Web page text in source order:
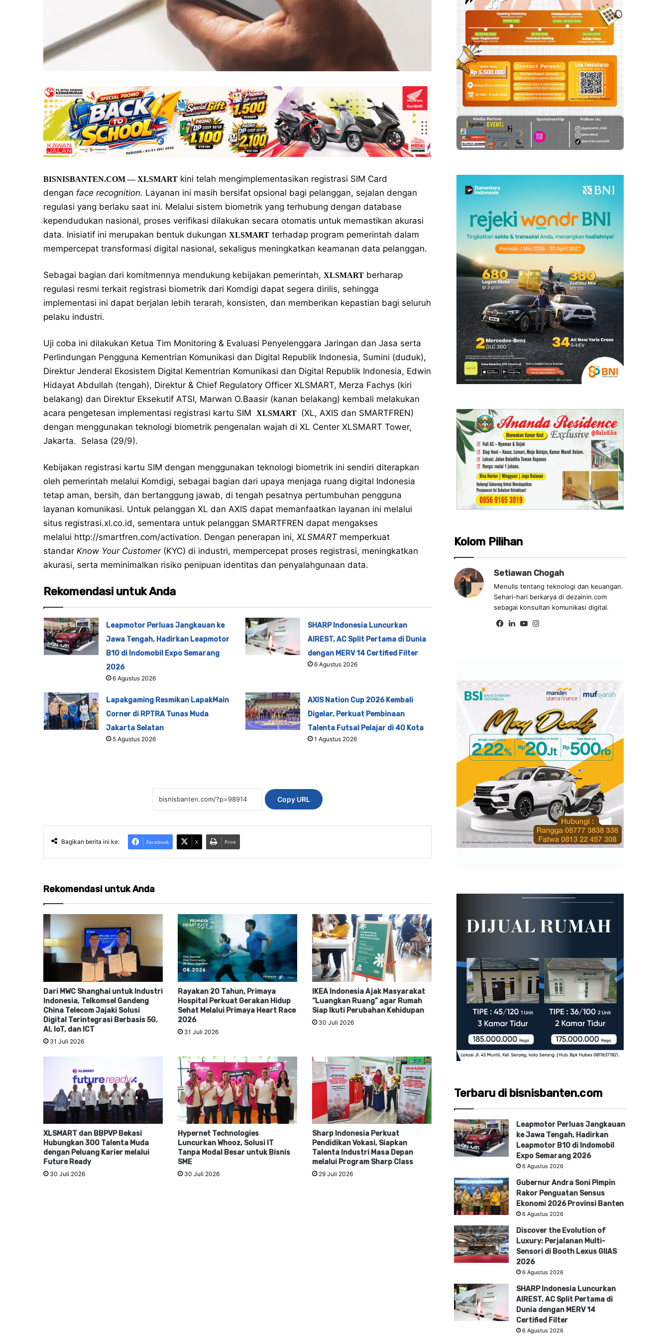
BISNISBANTEN.COM— XLSMART kini telah mengimplementasikan registrasi SIM Card
dengan face recognition. Layanan ini masih bersifat opsional bagi pelanggan, sejalan dengan
regulasi yang berlaku saat ini. Melalui sistem biometrik yang terhubung dengan database
kependudukan nasional, proses verifikasi dilakukan secara otomatis untuk memastikan akurasi
data. Inisiatif ini merupakan bentuk dukungan XLSMART terhadap program pemerintah dalam
mempercepat transformasi digital nasional, sekaligus meningkatkan keamanan data pelanggan.
Sebagai bagian dari komitmennya mendukung kebijakan pemerintah, XLSMART berharap
regulasi resmi terkait registrasi biometrik dari Komdigi dapat segera dirilis, sehingga
implementasi ini dapat berjalan lebih terarah, konsisten, dan memberikan kepastian bagi seluruh
pelaku industri.
Uji coba ini dilakukan Ketua Tim Monitoring & Evaluasi Penyelenggara Jaringan dan Jasa serta
Perlindungan Pengguna Kementrian Komunikasi dan Digital Republik Indonesia, Sumini (duduk),
Direktur Jenderal Ekosistem Digital Kementrian Komunikasi dan Digital Republik Indonesia, Edwin
Hidayat Abdullah (tengah), Direktur & Chief Regulatory Officer XLSMART, Merza Fachys (kiri
belakang) dan Direktur Eksekutif ATSI, Marwan O.Baasir (kanan belakang) kembali melakukan
acara pengetesan implementasi registrasi kartu SIM XLSMART (XL, AXIS dan SMARTFREN)
dengan menggunakan teknologi biometrik pengenalan wajah di XL Center XLSMART Tower,
Jakarta. Selasa (29/9).
Kebijakan registrasi kartu SIM dengan menggunakan teknologi biometrik ini sendiri diterapkan
oleh pemerintah melalui Komdigi, sebagai bagian dari upaya menjaga ruang digital Indonesia
tetap aman, bersih, dan bertanggung jawab, di tengah pesatnya pertumbuhan pengguna
layanan komunikasi. Untuk pelanggan XL dan AXIS dapat memanfaatkan layanan ini melalui
situs registrasi.xl.co.id, sementara untuk pelanggan SMARTFREN dapat mengakses
melalui http://smartfren.com/activation. Dengan penerapan ini, XLSMARTmemperkuat
standar Know Your Customer(KYC) di industri, mempercepat proses registrasi, meningkatkan
akurasi, serta meminimalkan risiko penipuan identitas dan penyalahgunaan data.
Rekomendasi untuk Anda
Leapmotor Perluas Jangkauan ke
Jawa Tengah, Hadirkan Leapmotor
B10 di Indomobil Expo Semarang
2026
6 Agustus 2026
SHARP Indonesia Luncurkan
AIREST, AC Split Pertama di Dunia
dengan MERV 14 Certified Filter
6 Agustus 2026
Lapakgaming Resmikan LapakMain
Corner di RPTRA Tunas Muda
Jakarta Selatan
5 Agustus 2026
AXIS Nation Cup 2026 Kembali
Digelar, Perkuat Pembinaan
Talenta Futsal Pelajar di 40 Kota
1 Agustus 2026
Copy URL
Bagikan berita ini ke: Facebook X Print
Rekomendasi untuk Anda
Dari MWC Shanghai untuk Industri
Indonesia, Telkomsel Gandeng
China Telecom Jajaki Solusi
Digital Terintegrasi Berbasis 5G,
AI, IoT, dan ICT
31 Juli 2026
Rayakan 20 Tahun, Primaya
Hospital Perkuat Gerakan Hidup
Sehat Melalui Primaya Heart Race
2026
31 Juli 2026
IKEA Indonesia Ajak Masyarakat
“Luangkan Ruang” agar Rumah
Siap Ikuti Perubahan Kehidupan
30 Juli 2026
XLSMART dan BBPVP Bekasi
Hubungkan 300 Talenta Muda
dengan Peluang Karier melalui
Future Ready
30 Juli 2026
Hypernet Technologies
Luncurkan Whooz, Solusi IT
Tanpa Modal Besar untuk Bisnis
SME
30 Juli 2026
Sharp Indonesia Perkuat
Pendidikan Vokasi, Siapkan
Talenta Industri Masa Depan
melalui Program Sharp Class
29 Juli 2026
Kolom Pilihan
Setiawan Chogah
Menulis tentang teknologi dan keuangan.
Sehari-hari berkarya di dezainin.com
sebagai konsultan komunikasi digital.
Fa Lin Yo
Terbaru di bisnisbanten.com
Leapmotor Perluas Jangkauan
ke Jawa Tengah, Hadirkan
Leapmotor B10 di Indomobil
Expo Semarang 2026
6 Agustus 2026
Gubernur Andra Soni Pimpin
Rakor Penguatan Sensus
Ekonomi 2026 Provinsi Banten
6 Agustus 2026
Discover the Evolution of
Luxury: Perjalanan Multi-
Sensori di Booth Lexus GIIAS
2026
6 Agustus 2026
SHARP Indonesia Luncurkan
AIREST, AC Split Pertama di
Dunia dengan MERV 14
Certified Filter
6 Agustus 2026